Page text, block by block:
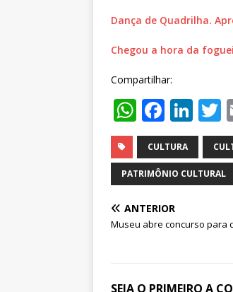
Dança de Quadrilha.
Chegou a hora da
Compartilhar:
W
h
at
s
A
p
F
a
c
e
b
o
Li
n
k
e
n
CULTURA
PATRIMÔNIO CULTURAL
ANTERIOR
Museu abre concurso para
SEJA O PRIMEIRO A